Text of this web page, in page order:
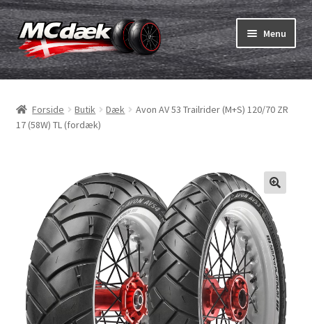
Spring
til
navigation
Spring
til
indhold
Menu
Dæk
Udfold
Slanger & fælgband
Udfold
Udfold
MC dæk test
Mærker
Udfold
Kontakt os
Forside Butik Dæk
Avon AV 53 Trailrider (M+S) 120/70 ZR
17 (58W) TL (fordæk)